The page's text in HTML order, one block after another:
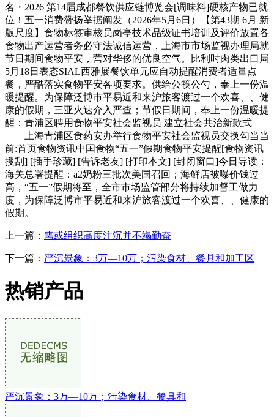
名・2026 第14届成都餐饮供应链博览会[调味料]硬核产物已就
位！五一消费赞扬举据阐发（2026年5月6日）【第43期 6月 新
版尺度】食物标签审核员岗亭技术品级证书培训及评价放置各
食物出产运营者务必守法诚信运营，上海市市场监视办理局就
节日期间食物平安，营对华侈的优良空气。比利时肉类出口局
5月18日表态SIAL西雅展餐饮单元应自动提醒消费者适量点
餐，严酷落实食物平安各项要求。供给公筷公勺，奉上一份温
暖提醒。为保障泛博市平易近和来沪旅客渡过一个欢喜、、健
康的假期，三亚火速介入严查；节假日期间，奉上一份温暖提
醒：青浦区聘用食物平安社会监视员 建立社会共治新款式
——上海青浦区食药安办举行食物平安社会监视员交换勾当当
前:首页食物资讯中国食物“五一”假期食物平安提醒[食物资讯
搜刮] [插手珍藏] [告诉老友] [打印本文] [封闭窗口]今日导读：
海关总署提醒：a2奶粉三批次美国召回；海鲜店被曝价钱过
高，“五一”假期将至，全市市场监管部分将持续加督工做力
度，为保障泛博市平易近和来沪旅客渡过一个欢喜、、健康的
假期。
上一篇： 需或组织高度注沉并不竭勤奋
下一篇： 严沉景象：3万—10万；污染食材、餐具和加工区
热销产品
严沉景象：3万—10万；污染食材、餐具和